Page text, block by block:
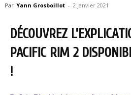
Par Yann Grosboillot - 2 janvier 2021
DÉCOUVREZ
PACIFIC RIM 2
!